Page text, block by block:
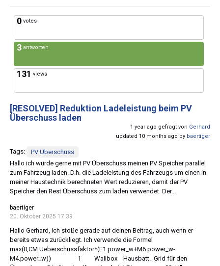
0 votes
3 antworten
131 views
[RESOLVED] Reduktion Ladeleistung beim PV
Überschuss laden
1 year ago gefragt von Gerhard
updated 10 months ago by baertiger
Tags:
PV Überschuss
Hallo ich würde gerne mit PV Überschuss meinen PV Speicher parallel
zum Fahrzeug laden. D.h. die Ladeleistung des Fahrzeugs um einen in
meiner Haustechnik berechneten Wert reduzieren, damit der PV
Speicher den Rest Überschuss zum laden verwendet. Der...
baertiger
20. Oktober 2025 17:39
Hallo Gerhard, ich stoße gerade auf deinen Beitrag, auch wenn er
bereits etwas zurückliegt. Ich verwende die Formel
max(0,CM.Ueberschussfaktor*(E1.power_w+M6.power_w-
M4.power_w)) 1 Wallbox Hausbatt. Grid für den